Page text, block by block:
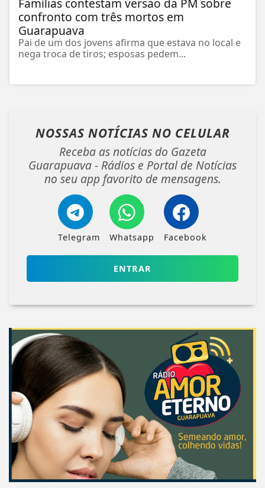
confronto com três mortos em
Guarapuava
Pai de um dos jovens afirma que estava no local e
nega troca de tiros; esposas pedem...
NOSSAS NOTÍCIAS NO CELULAR
Receba as notícias do Gazeta
Guarapuava - Rádios e Portal de Notícias
no seu app favorito de mensagens.
Telegram Whatsapp Facebook
ENTRAR